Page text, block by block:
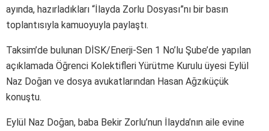
ayında, hazırladıkları “İlayda Zorlu Dosyası”nı bir basın
toplantısıyla kamuoyuyla paylaştı.
Taksim’de bulunan DİSK/Enerji-Sen 1 No’lu Şube’de yapılan
açıklamada Öğrenci Kolektifleri Yürütme Kurulu üyesi Eylül
Naz Doğan ve dosya avukatlarından Hasan Ağzıküçük
konuştu.
Eylül Naz Doğan, baba Bekir Zorlu’nun İlayda’nın aile evine